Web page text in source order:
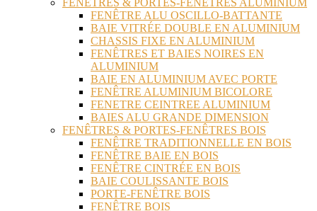
FENÊTRES & PORTES-FENÊTRES ALUMINIUM
FENÊTRE ALU OSCILLO-BATTANTE
BAIE VITRÉE DOUBLE EN ALUMINIUM
CHASSIS FIXE EN ALUMINIUM
FENÊTRES ET BAIES NOIRES EN
ALUMINIUM
BAIE EN ALUMINIUM AVEC PORTE
FENÊTRE ALUMINIUM BICOLORE
FENETRE CEINTREE ALUMINIUM
BAIES ALU GRANDE DIMENSION
FENÊTRES & PORTES-FENÊTRES BOIS
FENÊTRE TRADITIONNELLE EN BOIS
FENÊTRE BAIE EN BOIS
FENÊTRE CINTRÉE EN BOIS
BAIE COULISSANTE BOIS
PORTE-FENÊTRE BOIS
FENÊTRE BOIS